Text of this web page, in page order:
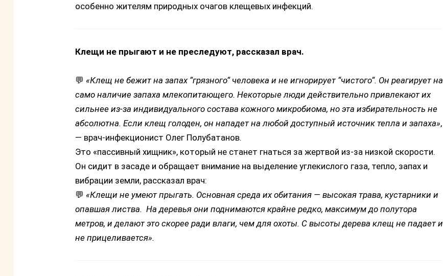
особенно жителям природных очагов клещевых инфекций.
Клещи не прыгают и не преследуют, рассказал врач.
💬 «Клещ не бежит на запах “грязного“ человека и не игнорирует “чистого“. Он реагирует на
само наличие запаха млекопитающего. Некоторые люди действительно привлекают их
сильнее из-за индивидуального состава кожного микробиома, но эта избирательность не
абсолютна. Если клещ голоден, он нападет на любой доступный источник тепла и запаха»,
— врач-инфекционист Олег Полубатанов.
Это «пассивный хищник», который не станет гнаться за жертвой из-за низкой скорости.
Он сидит в засаде и обращает внимание на выделение углекислого газа, тепло, запах и
вибрации земли, рассказал врач:
💬 «Клещи не умеют прыгать. Основная среда их обитания — высокая трава, кустарники и
опавшая листва. На деревья они поднимаются крайне редко, максимум до полутора
метров, и делают это скорее ради влаги, чем для охоты. С высоты дерева клещ не падает и
не прицеливается».